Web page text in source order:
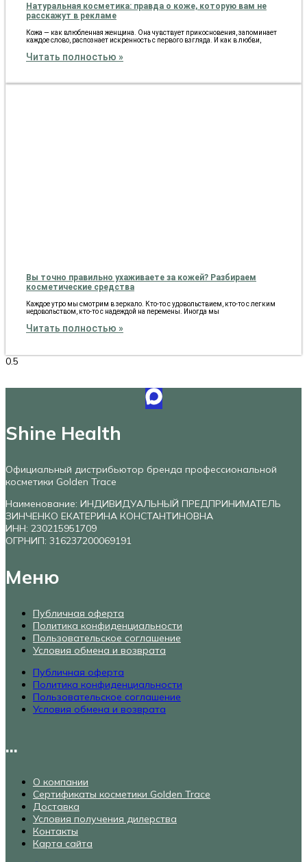
Натуральная косметика: правда о коже, которую вам не
расскажут в рекламе
Кожа — как влюбленная женщина. Она чувствует прикосновения, запоминает
каждое слово, распознает искренность с первого взгляда. И как в любви,
Читать полностью »
Вы точно правильно ухаживаете за кожей? Разбираем
косметические средства
Каждое утро мы смотрим в зеркало. Кто-то с удовольствием, кто-то с легким
недовольством, кто-то с надеждой на перемены. Иногда мы
Читать полностью »
Shine Health
Официальный дистрибьютор бренда профессиональной
косметики Golden Trace
Наименование: ИНДИВИДУАЛЬНЫЙ ПРЕДПРИНИМАТЕЛЬ
ЗИНЧЕНКО ЕКАТЕРИНА КОНСТАНТИНОВНА
ИНН: 230215951709
ОГРНИП: 316237200069191
Меню
Публичная оферта
Политика конфиденциальности
Пользовательское соглашение
Условия обмена и возврата
Публичная оферта
Политика конфиденциальности
Пользовательское соглашение
Условия обмена и возврата
...
О компании
Сертификаты косметики Golden Trace
Доставка
Условия получения дилерства
Контакты
Карта сайта